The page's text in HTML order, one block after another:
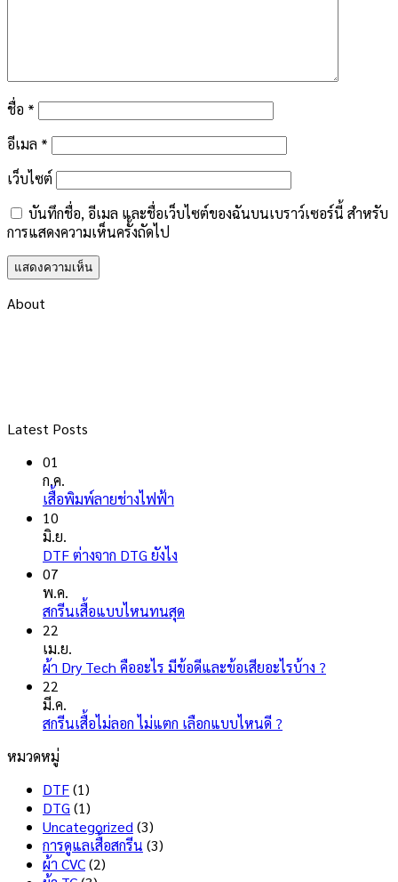
ชื่อ *
อีเมล *
เว็บไซต์
บันทึกชื่อ, อีเมล และชื่อเว็บไซต์ของฉันบนเบราว์เซอร์นี้ สำหรับ
การแสดงความเห็นครั้งถัดไป
About
Latest Posts
01
ก.ค.
เสื้อพิมพ์ลายช่างไฟฟ้า
บน
ลาย
ช่างไฟ
10
มิ.ย.
DTF ต่างจาก DTG ยังไง
บน
จาก
ไง
07
พ.ค.
สกรีนเสื้อแบบไหนทนสุด
บน
แบบ
22
เม.ย.
ผ้า Dry Tech คืออะไร มีข้อดีและข้อเสียอะไรบ้าง ?
22
มี.ค.
สกรีนเสื้อไม่ลอก ไม่แตก เลือกแบบไหนดี ?
หมวดหมู่
DTF(1)
DTG (1)
Uncategorized (3)
การดูแลเสื้อสกรีน (3)
ผ้า CVC(2)